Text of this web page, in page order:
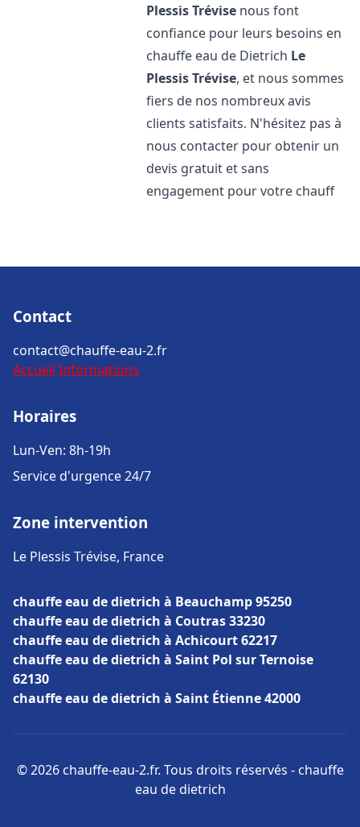
Plessis Trévise nous font
confiance pour leurs besoins en
chauffe eau de Dietrich Le
Plessis Trévise, et nous sommes
fiers de nos nombreux avis
clients satisfaits. N'hésitez pas à
nous contacter pour obtenir un
devis gratuit et sans
engagement pour votre chauff
Contact
contact@chauffe-eau-2.fr
Accueil Informations
Horaires
Lun-Ven: 8h-19h
Service d'urgence 24/7
Zone intervention
Le Plessis Trévise, France
chauffe eau de dietrich à Beauchamp 95250
chauffe eau de dietrich à Coutras 33230
chauffe eau de dietrich à Achicourt 62217
chauffe eau de dietrich à Saint Pol sur Ternoise
62130
chauffe eau de dietrich à Saint Étienne 42000
© 2026 chauffe-eau-2.fr. Tous droits réservés - chauffe
eau de dietrich